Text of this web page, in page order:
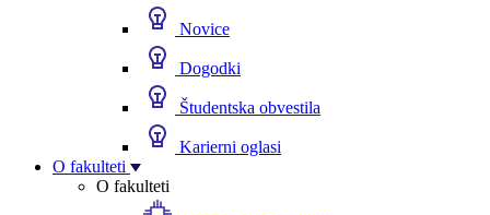
Novice
Dogodki
Študentska obvestila
Karierni oglasi
O fakulteti
O fakulteti